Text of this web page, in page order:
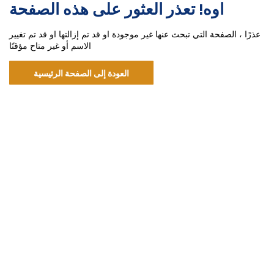
اوه! تعذر العثور على هذه الصفحة
عذرًا ، الصفحة التي تبحث عنها غير موجودة او قد تم إزالتها او قد تم تغيير
الاسم أو غير متاح مؤقتًا
العودة إلى الصفحة الرئيسية